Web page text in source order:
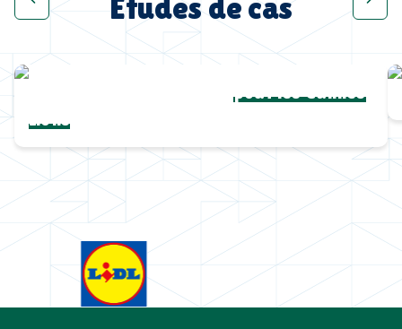
Une collection complètepour les Cannes
Lions